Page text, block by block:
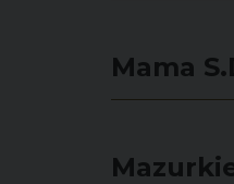
Mama